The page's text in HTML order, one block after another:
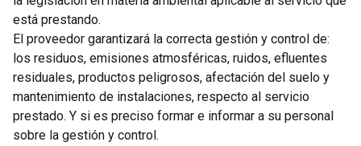
está prestando.
El proveedor garantizará la correcta gestión y control de:
los residuos, emisiones atmosféricas, ruidos, efluentes
residuales, productos peligrosos, afectación del suelo y
mantenimiento de instalaciones, respecto al servicio
prestado. Y si es preciso formar e informar a su personal
sobre la gestión y control.